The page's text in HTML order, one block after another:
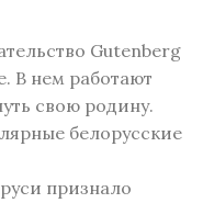
Gutenberg
В нем работают
свою родину.
белорусские
признало